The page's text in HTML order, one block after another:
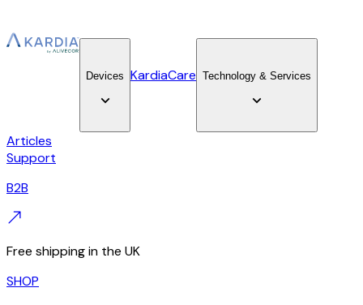
Devices KardiaCare Technology & Services
Articles
Support
B2B
Free shipping in the UK
SHOP